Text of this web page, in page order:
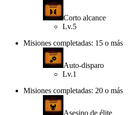
Corto alcance
Lv.5
Misiones completadas: 15 o más
Auto-disparo
Lv.1
Misiones completadas: 20 o más
Asesino de élite